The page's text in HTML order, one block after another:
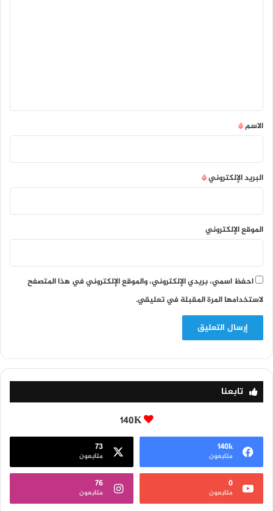
*
الاسم*
البريد الإلكتروني*
الموقع الإلكتروني
احفظ اسمي، بريدي الإلكتروني، والموقع الإلكتروني في هذا المتصفح
لاستخدامها المرة المقبلة في تعليقي.
تابعنا
140K
140k
متابعون
73
متابعون
0
متابعون
76
متابعون